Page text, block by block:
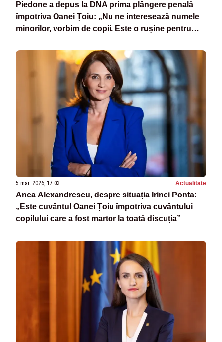
Piedone a depus la DNA prima plângere penală
împotriva Oanei Țoiu: „Nu ne interesează numele
minorilor, vorbim de copii. Este o rușine pentru
5 mar. 2026, 17:03 Actualitate
Anca Alexandrescu, despre situația Irinei Ponta:
„Este cuvântul Oanei Țoiu împotriva cuvântului
copilului care a fost martor la toată discuția”